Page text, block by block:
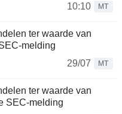
10:10
MT
ter waarde van
melding
29/07
MT
ter waarde van
SEC-melding